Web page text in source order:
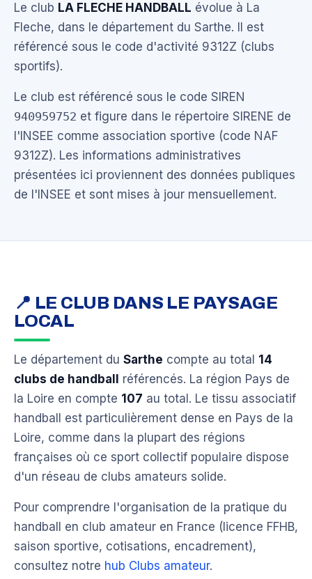
Le club LA FLECHE HANDBALL évolue à La
Fleche, dans le département du Sarthe. Il est
référencé sous le code d'activité 9312Z (clubs
sportifs).
Le club est référencé sous le code SIREN
940959752 et figure dans le répertoire SIRENE de
l'INSEE comme association sportive (code NAF
9312Z). Les informations administratives
présentées ici proviennent des données publiques
de l'INSEE et sont mises à jour mensuellement.
📍 LE CLUB DANS LE PAYSAGE
LOCAL
Le département du Sarthe compte au total 14
clubs de handball
référencés. La région Pays de
la Loire en compte 107 au total. Le tissu associatif
handball est particulièrement dense en Pays de la
Loire, comme dans la plupart des régions
françaises où ce sport collectif populaire dispose
d'un réseau de clubs amateurs solide.
Pour comprendre l'organisation de la pratique du
handball en club amateur en France (licence FFHB,
saison sportive, cotisations, encadrement),
consultez notre hub Clubs amateur.